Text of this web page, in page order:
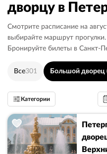
дворцу в
Смотрите расписание на
выбирайте маршрут
Бронируйте билеты в Санкт-
Все301 Большой дворец
Категории